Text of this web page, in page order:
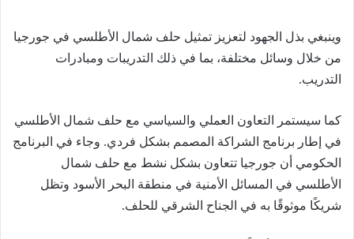
وينبغي بذل الجهود لتعزيز تمثيل حلف شمال الأطلسي في جورجيا
من خلال وسائل مختلفة، بما في ذلك التدريبات ومبادرات
التدريب.
كما سيستمر التعاون العملي والسياسي مع حلف شمال الأطلسي
في إطار برنامج الشراكة المصمم بشكل فردي. وجاء في البرنامج
الحكومي أن جورجيا تتعاون بشكل نشط مع حلف شمال
الأطلسي في المسائل الأمنية في منطقة البحر الأسود وتظل
شريكًا موثوقًا به في الجناح الشرقي للحلف.